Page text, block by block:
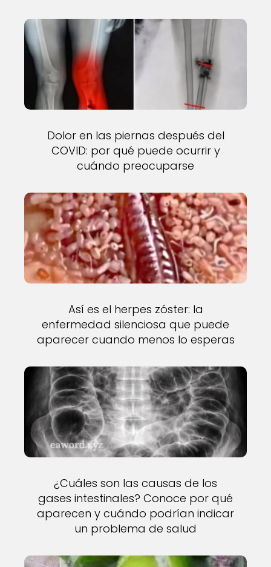
Dolor en las piernas después del
COVID: por qué puede ocurrir y
cuándo preocuparse
Así es el herpes zóster: la
enfermedad silenciosa que puede
aparecer cuando menos lo esperas
¿Cuáles son las causas de los
gases intestinales? Conoce por qué
aparecen y cuándo podrían indicar
un problema de salud